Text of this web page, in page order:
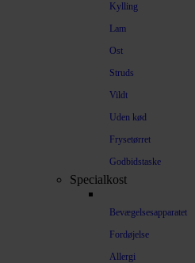
Kylling
Lam
Ost
Struds
Vildt
Uden kød
Frysetørret
Godbidstaske
Specialkost
Bevægelsesapparatet
Fordøjelse
Allergi